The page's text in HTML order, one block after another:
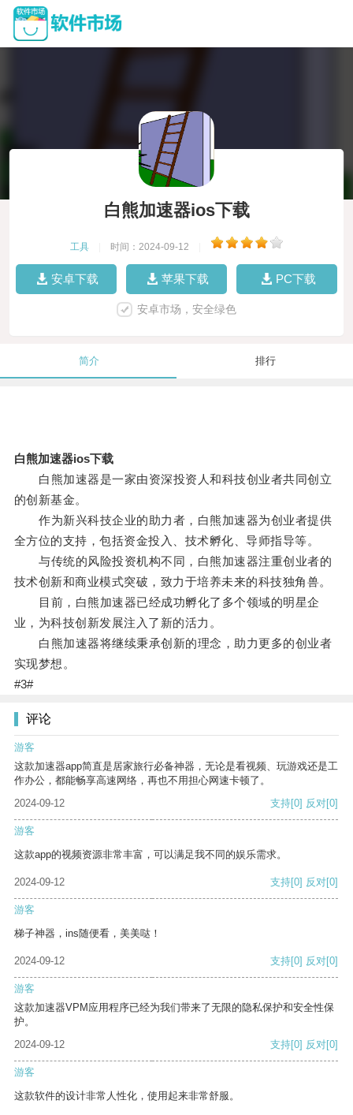
白熊加速器ios下载
工具 时间：2024-09-12
安卓下载 苹果下载 PC下载
安卓市场，安全绿色
简介 排行
白熊加速器ios下载
白熊加速器是一家由资深投资人和科技创业者共同创立
的创新基金。
作为新兴科技企业的助力者，白熊加速器为创业者提供
全方位的支持，包括资金投入、技术孵化、导师指导等。
与传统的风险投资机构不同，白熊加速器注重创业者的
技术创新和商业模式突破，致力于培养未来的科技独角兽。
目前，白熊加速器已经成功孵化了多个领域的明星企
业，为科技创新发展注入了新的活力。
白熊加速器将继续秉承创新的理念，助力更多的创业者
实现梦想。
#3#
评论
游客
这款加速器app简直是居家旅行必备神器，无论是看视频、玩游戏还是工
作办公，都能畅享高速网络，再也不用担心网速卡顿了。
2024-09-12
支持[0] 反对[0]
游客
这款app的视频资源非常丰富，可以满足我不同的娱乐需求。
2024-09-12 支持[0] 反对[0]
游客
梯子神器，ins随便看，美美哒！
2024-09-12 支持[0] 反对[0]
游客
这款加速器VPM应用程序已经为我们带来了无限的隐私保护和安全性保
护。
2024-09-12
支持[0] 反对[0]
游客
这款软件的设计非常人性化，使用起来非常舒服。